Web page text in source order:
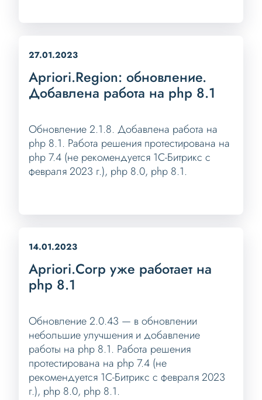
27.01.2023
Apriori.Region: обновление.
Добавлена работа на php 8.1
Обновление 2.1.8. Добавлена работа на
php 8.1. Работа решения протестирована на
php 7.4 (не рекомендуется 1С-Битрикс с
февраля 2023 г.), php 8.0, php 8.1.
14.01.2023
Apriori.Corp уже работает на
php 8.1
Обновление 2.0.43 — в обновлении
небольшие улучшения и добавление
работы на php 8.1. Работа решения
протестирована на php 7.4 (не
рекомендуется 1С-Битрикс с февраля 2023
г.), php 8.0, php 8.1.